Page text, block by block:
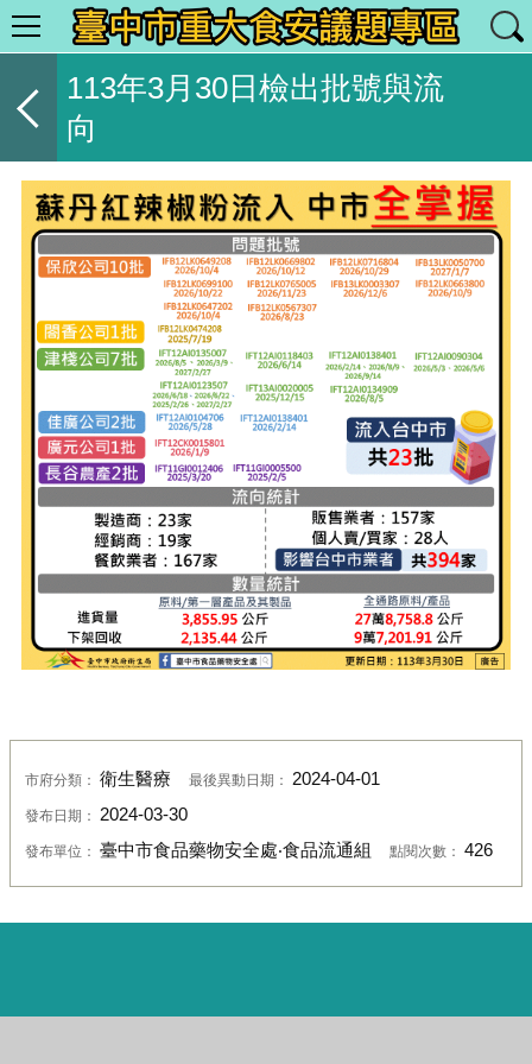
113年3月30日檢出批號與流
向
市府分類： 衛生醫療 最後異動日期： 2024-04-01
發布日期： 2024-03-30
發布單位： 臺中市食品藥物安全處‧食品流通組 點閱次數： 426